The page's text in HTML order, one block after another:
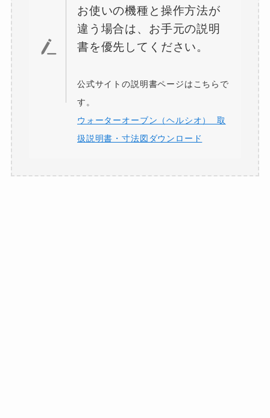
お使いの機種と操作方法が
違う場合は、お手元の説明
書を優先してください。
公式サイトの説明書ページはこちらで
す。
ウォーターオーブン（ヘルシオ） 取
扱説明書・寸法図ダウンロード